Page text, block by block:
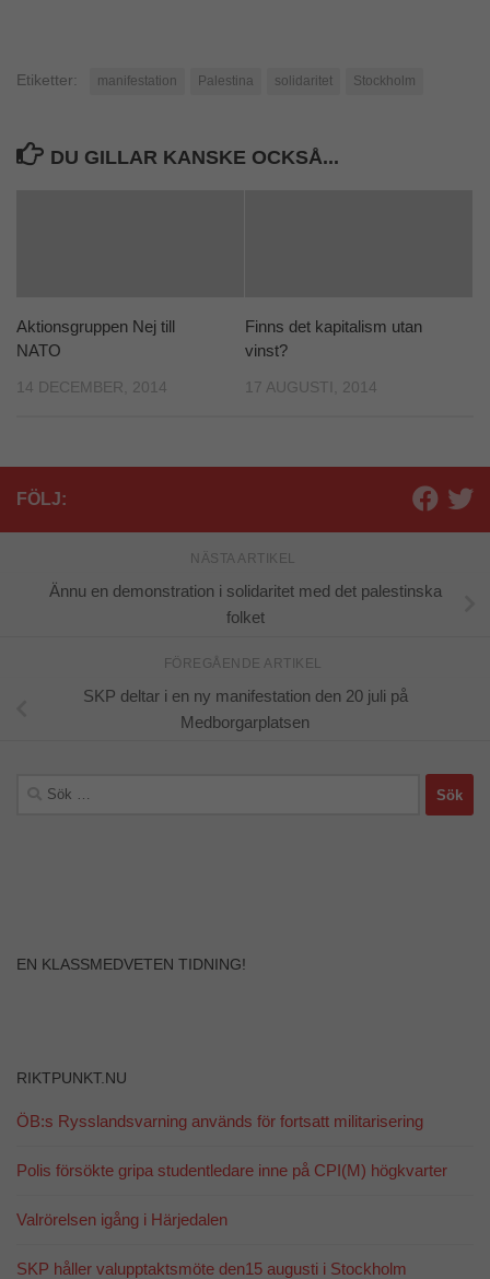
Etiketter: manifestation Palestina solidaritet Stockholm
DU GILLAR KANSKE OCKSÅ...
Aktionsgruppen Nej till
NATO
14 DECEMBER, 2014
Finns det kapitalism utan
vinst?
17 AUGUSTI, 2014
FÖLJ:
NÄSTA ARTIKEL
Ännu en demonstration i solidaritet med det palestinska
folket
FÖREGÅENDE ARTIKEL
SKP deltar i en ny manifestation den 20 juli på
Medborgarplatsen
EN KLASSMEDVETEN TIDNING!
RIKTPUNKT.NU
ÖB:s Rysslandsvarning används för fortsatt militarisering
Polis försökte gripa studentledare inne på CPI(M) högkvarter
Valrörelsen igång i Härjedalen
SKP håller valupptaktsmöte den15 augusti i Stockholm